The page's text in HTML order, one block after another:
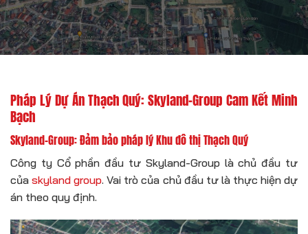
Pháp Lý Dự Án Thạch Quý: Skyland-Group Cam Kết Minh
Bạch
Skyland-Group: Đảm bảo pháp lý Khu đô thị Thạch Quý
Công ty Cổ phần đầu tư Skyland-Group là chủ đầu tư
củaskyland group. Vai trò của chủ đầu tư là thực hiện dự
án theo quy định.